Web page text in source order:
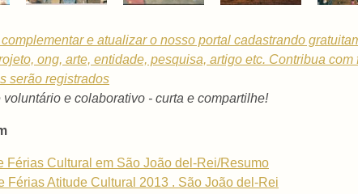
e atualizar o nosso portal cadastrando
ong, arte, entidade, pesquisa, artigo etc. Contribua
serão registrados
voluntário e colaborativo - curta e compartilhe!
Férias Cultural em São João del-Rei/Resumo
Férias Atitude Cultural 2013 . São João del-Rei